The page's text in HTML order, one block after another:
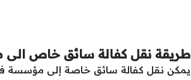
طريقة نقل كفالة سائق خاص
يمكن نقل كفالة سائق خاصة إلى مؤسسة في